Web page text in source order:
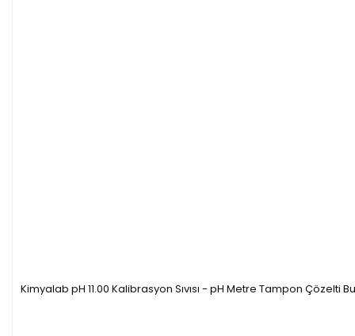
Kimyalab pH 11.00 Kalibrasyon Sıvısı - pH Metre Tampon Çözelti